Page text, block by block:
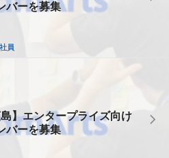
バーを募集
員
】エンタープライズ向け
バーを募集